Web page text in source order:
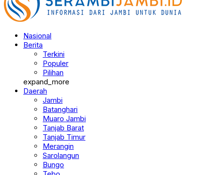
Nasional
Berita
Terkini
Populer
Pilihan
expand_more
Daerah
Jambi
Batanghari
Muaro Jambi
Tanjab Barat
Tanjab Timur
Merangin
Sarolangun
Bungo